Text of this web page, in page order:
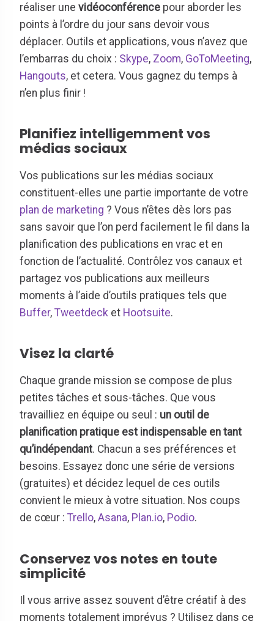
réaliser une vidéoconférence pour aborder les
points à l’ordre du jour sans devoir vous
déplacer. Outils et applications, vous n’avez que
l’embarras du choix : Skype, Zoom, GoToMeeting,
Hangouts, et cetera. Vous gagnez du temps à
n’en plus finir !
Planifiez intelligemment vos
médias sociaux
Vos publications sur les médias sociaux
constituent-elles une partie importante de votre
plan de marketing ? Vous n’êtes dès lors pas
sans savoir que l’on perd facilement le fil dans la
planification des publications en vrac et en
fonction de l’actualité. Contrôlez vos canaux et
partagez vos publications aux meilleurs
moments à l’aide d’outils pratiques tels que
Buffer, Tweetdeck et Hootsuite.
Visez la clarté
Chaque grande mission se compose de plus
petites tâches et sous-tâches. Que vous
travailliez en équipe ou seul : un outil de
planification pratique est indispensable en tant
qu’indépendant. Chacun a ses préférences et
besoins. Essayez donc une série de versions
(gratuites) et décidez lequel de ces outils
convient le mieux à votre situation. Nos coups
de cœur : Trello, Asana, Plan.io, Podio.
Conservez vos notes en toute
simplicité
Il vous arrive assez souvent d’être créatif à des
moments totalement imprévus ? Utilisez dans ce